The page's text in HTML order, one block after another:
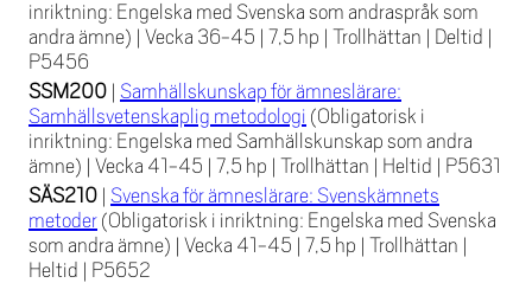
inriktning: Engelska med Svenska som andraspråk som
andra ämne) | Vecka 36-45 | 7,5 hp | Trollhättan | Deltid |
P5456
SSM200 | Samhällskunskap för ämneslärare:
Samhällsvetenskaplig metodologi (Obligatorisk i
inriktning: Engelska med Samhällskunskap som andra
ämne) | Vecka 41-45 | 7,5 hp | Trollhättan | Heltid | P5631
SÄS210 | Svenska för ämneslärare: Svenskämnets
metoder (Obligatorisk i inriktning: Engelska med Svenska
som andra ämne) | Vecka 41-45 | 7,5 hp | Trollhättan |
Heltid | P5652